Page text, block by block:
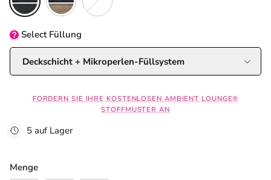
Select Füllung
Deckschicht + Mikroperlen-Füllsystem
FORDERN SIE IHRE KOSTENLOSEN AMBIENT LOUNGE®
STOFFMUSTER AN
5 auf Lager
Menge